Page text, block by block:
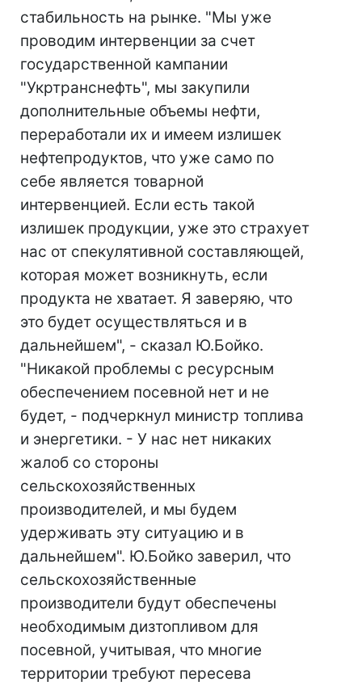
стабильность на рынке. "Мы уже
проводим интервенции за счет
государственной кампании
"Укртранснефть", мы закупили
дополнительные объемы нефти,
переработали их и имеем излишек
нефтепродуктов, что уже само по
себе является товарной
интервенцией. Если есть такой
излишек продукции, уже это страхует
нас от спекулятивной составляющей,
которая может возникнуть, если
продукта не хватает. Я заверяю, что
это будет осуществляться и в
дальнейшем", - сказал Ю.Бойко.
"Никакой проблемы с ресурсным
обеспечением посевной нет и не
будет, - подчеркнул министр топлива
и энергетики. - У нас нет никаких
жалоб со стороны
сельскохозяйственных
производителей, и мы будем
удерживать эту ситуацию и в
дальнейшем". Ю.Бойко заверил, что
сельскохозяйственные
производители будут обеспечены
необходимым дизтопливом для
посевной, учитывая, что многие
территории требуют пересева